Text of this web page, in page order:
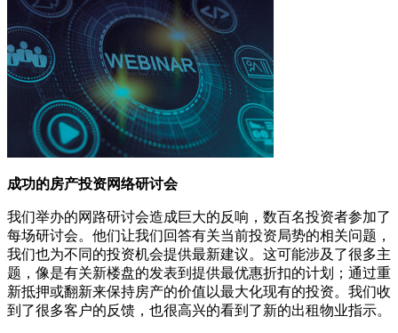
成功的房产投资网络研讨会
我们举办的网路研讨会造成巨大的反响，数百名投资者参加了
每场研讨会。他们让我们回答有关当前投资局势的相关问题，
我们也为不同的投资机会提供最新建议。这可能涉及了很多主
题，像是有关新楼盘的发表到提供最优惠折扣的计划；通过重
新抵押或翻新来保持房产的价值以最大化现有的投资。我们收
到了很多客户的反馈，也很高兴的看到了新的出租物业指示。